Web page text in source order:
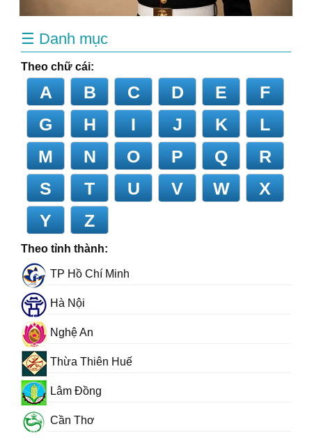
☰ Danh mục
Theo chữ cái:
A B C D E
F
G
H I J K
L
M
N O P Q
R
S
T U V W
X
Y
Z
Theo tỉnh thành:
TP Hồ Chí Minh
Hà Nội
Nghệ An
Thừa Thiên Huế
Lâm Đồng
Cần Thơ